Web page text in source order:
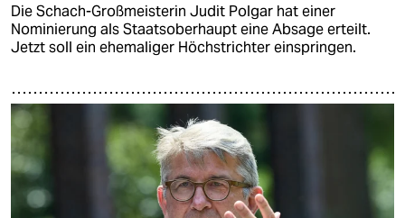
Die Schach-Großmeisterin Judit Polgar hat einer
Nominierung als Staatsoberhaupt eine Absage erteilt.
Jetzt soll ein ehemaliger Höchstrichter einspringen.